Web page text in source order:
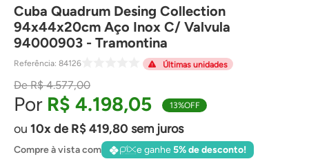
Cuba Quadrum Desing Collection
94x44x20cm Aço Inox C/ Valvula
94000903 - Tramontina
Referência: 84126 Últimas unidades
R$ 4.577,00
R$ 4.198,05 13%OFF
10 de R$419,80 sem juros
Compre à vista com e ganhe5% de desconto!